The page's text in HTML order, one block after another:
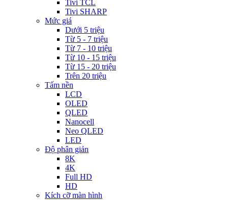
Tivi TCL
Tivi SHARP
Mức giá
Dưới 5 triệu
Từ 5 - 7 triệu
Từ 7 - 10 triệu
Từ 10 - 15 triệu
Từ 15 - 20 triệu
Trên 20 triệu
Tấm nền
LCD
OLED
QLED
Nanocell
Neo QLED
LED
Độ phân giản
8K
4K
Full HD
HD
Kích cỡ màn hình